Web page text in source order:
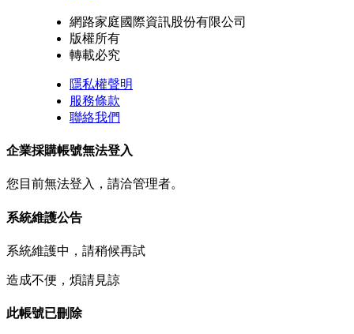
網路家庭國際資訊股份有限公司
版權所有
轉載必究
隱私權聲明
服務條款
聯絡我們
企業採購帳號無法登入
您目前無法登入，請洽管理者。
系統維護公告
系統維護中，請稍候再試
造成不便，煩請見諒
此帳號已刪除